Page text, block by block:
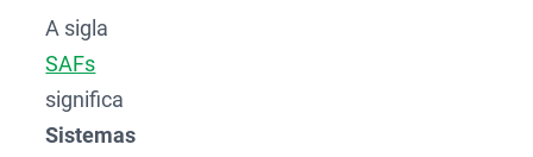
A sigla
SAFs
significa
Sistemas